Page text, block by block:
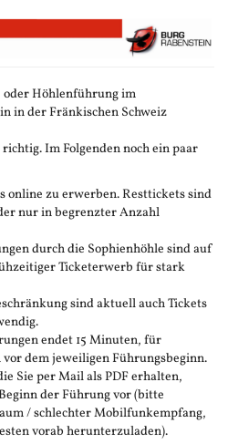
oder Höhlenführung im
in der Fränkischen Schweiz
Im Folgenden noch ein paar
online zu erwerben. Resttickets sind
nur in begrenzter Anzahl
durch die Sophienhöhle sind auf
Ticketerwerb für stark
sind aktuell auch Tickets
endet 15 Minuten, für
dem jeweiligen Führungsbeginn.
Sie per Mail als PDF erhalten,
der Führung vor (bitte
/ schlechter Mobilfunkempfang,
vorab herunterzuladen).